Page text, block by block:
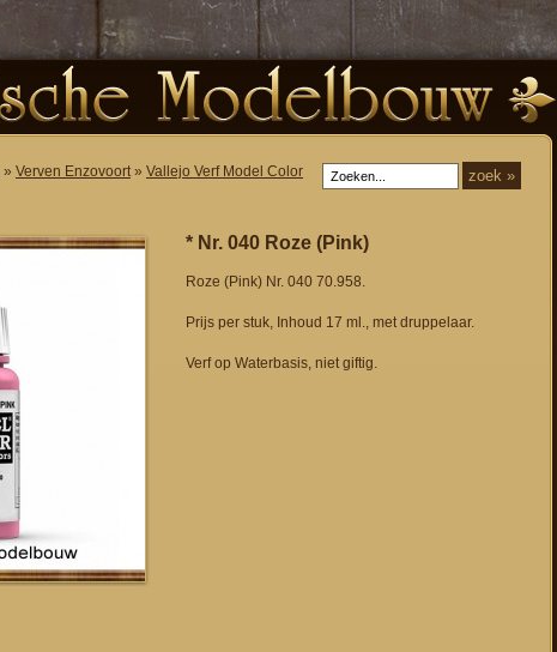
» Verven Enzovoort» Vallejo Verf Model Color
* Nr. 040 Roze (Pink)
Roze (Pink) Nr. 040 70.958.
Prijs per stuk, Inhoud 17 ml., met druppelaar.
Verf op Waterbasis, niet giftig.